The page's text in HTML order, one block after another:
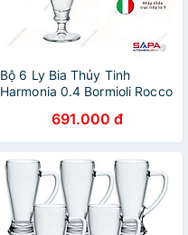
Bộ 6 Ly Bia Thủy Tinh
Harmonia 0.4 Bormioli Rocco
691.000 đ